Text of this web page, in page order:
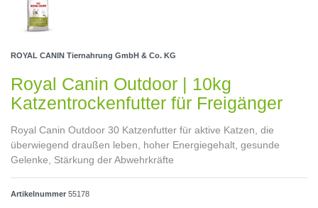
ROYAL CANIN Tiernahrung GmbH & Co. KG
Royal Canin Outdoor | 10kg
Katzentrockenfutter für Freigänger
Royal Canin Outdoor 30 Katzenfutter für aktive Katzen, die
überwiegend draußen leben, hoher Energiegehalt, gesunde
Gelenke, Stärkung der Abwehrkräfte
Artikelnummer 55178